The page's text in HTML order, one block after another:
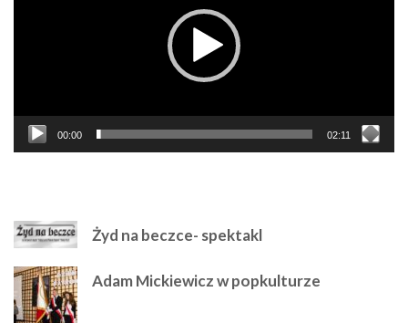
00:00 02:11
Żyd na beczce- spektakl
Adam Mickiewicz w popkulturze